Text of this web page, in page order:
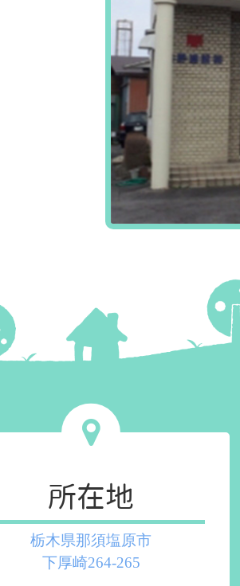
所在地
栃木県那須塩原市
下厚崎264-265